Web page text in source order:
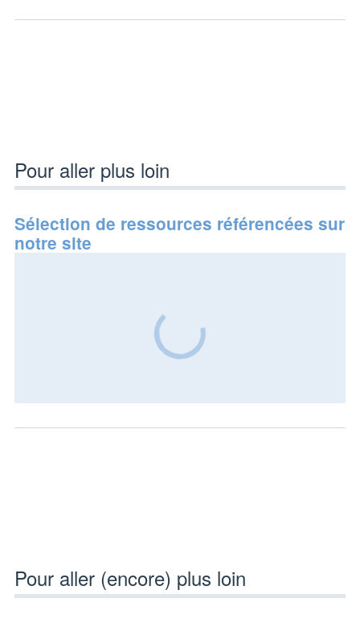
Pour aller plus loin
Sélection de ressources référencées sur
notre site
Pour aller (encore) plus loin